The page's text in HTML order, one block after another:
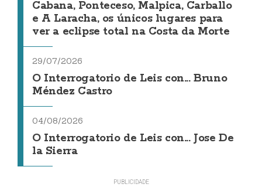
Cabana, Ponteceso, Malpica, Carballo
e A Laracha, os únicos lugares para
ver a eclipse total na Costa da Morte
29/07/2026
O Interrogatorio de Leis con... Bruno
Méndez Castro
04/08/2026
O Interrogatorio de Leis con... Jose De
la Sierra